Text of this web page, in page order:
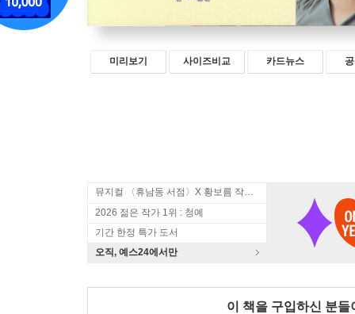
미리보기 사이즈비교 카드뉴스
뮤지컬 〈휴남동 서점〉X 황보름 작가 북토크
2026 젊은 작가 1위 : 청예
기간 한정 특가 도서
오직, 예스24에서만
이 책을 구입하신 분